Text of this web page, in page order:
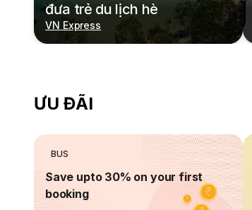
đưa trẻ du lịch hè
VN Express
ƯU ĐÃI
BUS
Save upto 30% on your first
booking